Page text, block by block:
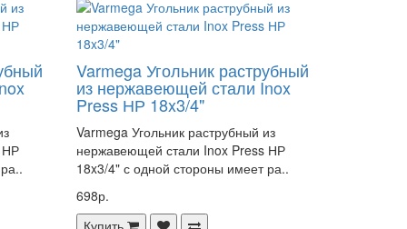
НР
Varmega Угольник раструбный
из нержавеющей стали Inox
Press НР 18x3/4"
Varmega Угольник раструбный из
нержавеющей стали Inox Press НР
18x3/4" с одной стороны имеет ра..
698р.
Купить